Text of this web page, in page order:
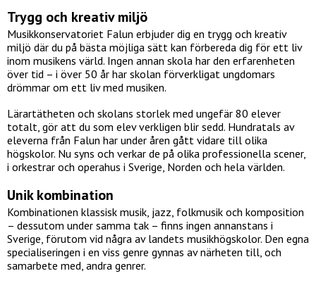
Trygg och kreativ miljö
Musikkonservatoriet Falun erbjuder dig en trygg och kreativ
miljö där du på bästa möjliga sätt kan förbereda dig för ett liv
inom musikens värld. Ingen annan skola har den erfarenheten
över tid – i över 50 år har skolan förverkligat ungdomars
drömmar om ett liv med musiken.
Lärartätheten och skolans storlek med ungefär 80 elever
totalt, gör att du som elev verkligen blir sedd. Hundratals av
eleverna från Falun har under åren gått vidare till olika
högskolor. Nu syns och verkar de på olika professionella scener,
i orkestrar och operahus i Sverige, Norden och hela världen.
Unik kombination
Kombinationen klassisk musik, jazz, folkmusik och komposition
– dessutom under samma tak – finns ingen annanstans i
Sverige, förutom vid några av landets musikhögskolor. Den egna
specialiseringen i en viss genre gynnas av närheten till, och
samarbete med, andra genrer.